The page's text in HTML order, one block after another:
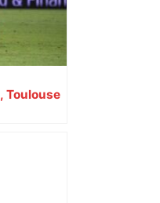
Toulouse
jeu en